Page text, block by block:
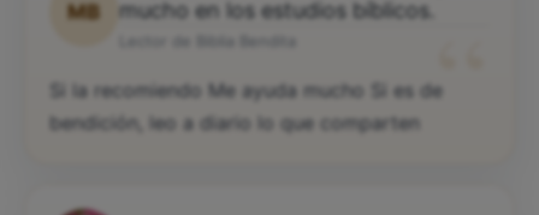
MB
mucho en los estudios bíblicos.“
Si la recomiendo Me ayuda mucho Si es de
bendición, leo a diario lo que comparten